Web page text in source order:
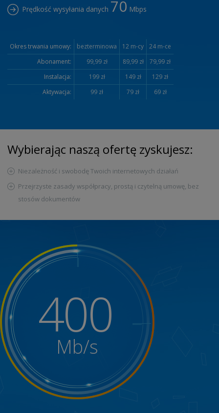
Prędkość wysyłania danych 70 Mbps
Okres trwania umowy: bezterminowa 12 m-cy
24 m-ce
Abonament:
99,99 zł 89,99 zł
79,99 zł
Instalacja:
199 zł 149 zł
129 zł
Aktywacja:
99 zł 79 zł 69 zł
Wybierając naszą ofertę zyskujesz:
Niezależność i swobodę Twoich internetowych działań
Przejrzyste zasady współpracy, prostą i czytelną umowę, bez
stosów dokumentów
400
Mb/s